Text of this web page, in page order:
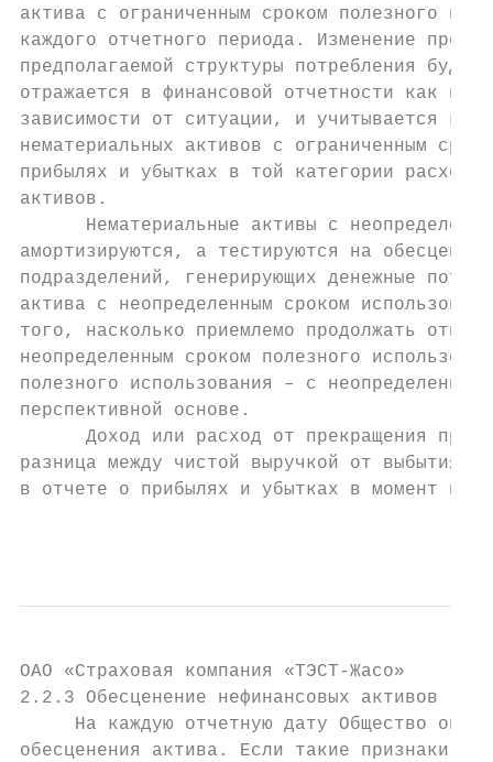
актива с ограниченным сроком полезного
каждого отчетного периода. Изменение
предполагаемой структуры потребления
отражается в финансовой отчетности как
зависимости от ситуации, и учитывается
нематериальных активов с ограниченным
прибылях и убытках в той категории
активов.
Нематериальные активы с
амортизируются, а тестируются на
подразделений, генерирующих денежные
актива с неопределенным сроком
того, насколько приемлемо продолжать
неопределенным сроком полезного
полезного использования – с
перспективной основе.
Доход или расход от прекращения
разница между чистой выручкой от выбытия
в отчете о прибылях и убытках в момент
ОAО «Страховая компания «ТЭСТ-Жасо»
2.2.3 Обесценение нефинансовых активов
На каждую отчетную дату Общество
обесценения актива. Если такие признаки